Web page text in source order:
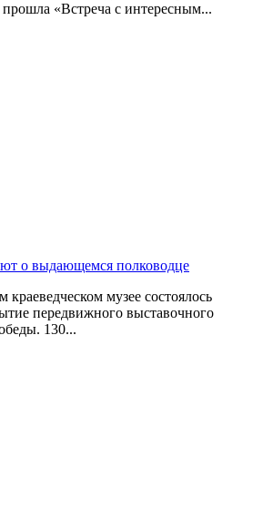
«Встреча с интересным...
о выдающемся полководце
музее состоялось
передвижного выставочного
130...